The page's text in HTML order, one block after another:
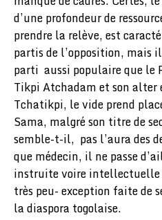
d’une profondeur de
prendre la relève, est
partis de l’opposition, mais
parti aussi populaire que le
Tikpi Atchadam et son alter
Tchatikpi, le vide prend
Sama, malgré son titre de
semble-t-il, pas l’aura des
que médecin, il ne passe
instruite voire intellectuelle
très peu- exception faite de
la diaspora togolaise.